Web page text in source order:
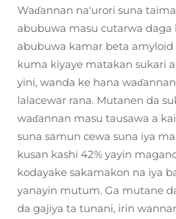
Waɗannan na'urori suna
abubuwa masu cutarwa
abubuwa kamar beta amyloid
kuma kiyaye matakan sukari
yini, wanda ke hana
lalacewar rana. Mutanen da
waɗannan masu tausawa a
suna samun cewa suna iya
kusan kashi 42% yayin
kodayake sakamakon na iya
yanayin mutum. Ga mutane
da gajiya ta tunani, irin